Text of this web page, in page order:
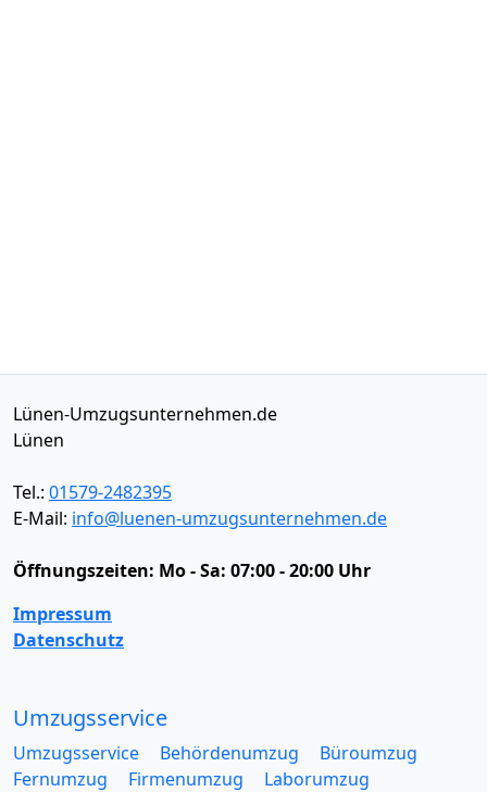
Lünen-Umzugsunternehmen.de
Lünen
Tel.: 01579-2482395
E-Mail: info@luenen-umzugsunternehmen.de
Öffnungszeiten: Mo - Sa: 07:00 - 20:00 Uhr
Impressum
Datenschutz
Umzugsservice
Umzugsservice Behördenumzug
Büroumzug
Fernumzug
Firmenumzug
Laborumzug